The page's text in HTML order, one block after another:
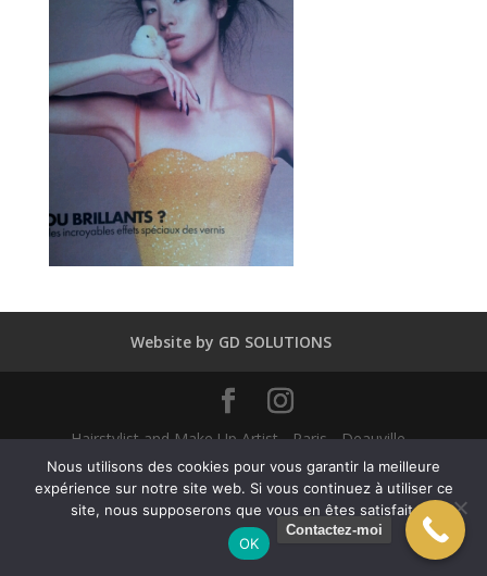
Website by GD SOLUTIONS
Hairstylist and Make Up Artist - Paris - Deauville -
Dubaï - New York - Alexandra Mathieu 2025
Contactez-moi
English(Anglais) Français
Nous utilisons des cookies pour vous garantir la meilleure
expérience sur notre site web. Si vous continuez à utiliser ce
site, nous supposerons que vous en êtes satisfait.
OK